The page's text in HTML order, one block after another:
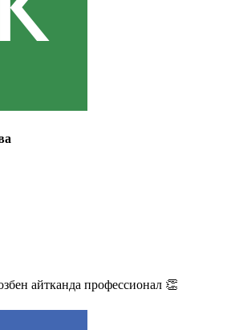
айтканда профессионал 👏